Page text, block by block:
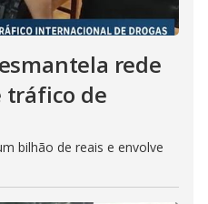
rede
tráfico de
bilhão de reais e envolve